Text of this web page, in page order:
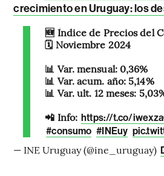
crecimiento en Uruguay: los
🆕 Índice de Precios del
🗓️ Noviembre 2024
📊 Var. mensual: 0,36%
📊 Var. acum. año: 5,14%
📊 Var. ult. 12 meses:
📲 Info: https://t.co/
#consumo #INEuy
— INE Uruguay (@ine_uruguay)